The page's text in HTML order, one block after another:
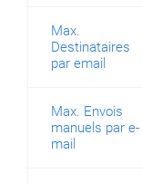
Max.
Destinataires
par email
Max. Envois
manuels par e-
mail